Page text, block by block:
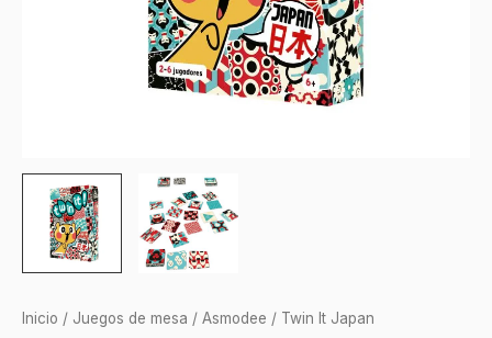
Inicio / Juegos de mesa / Asmodee / Twin It Japan